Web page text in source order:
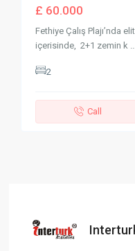
£ 60.000
Fethiye Çalış Plajı’nda
içerisinde, 2+1 zemin k
2
Call